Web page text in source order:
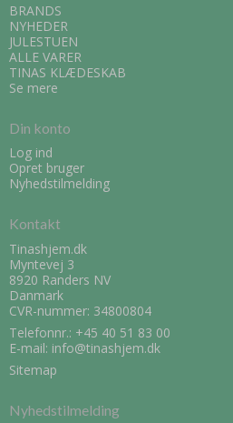
BRANDS
NYHEDER
JULESTUEN
ALLE VARER
TINAS KLÆDESKAB
Se mere
Din konto
Log ind
Opret bruger
Nyhedstilmelding
Kontakt
Tinashjem.dk
Myntevej 3
8920 Randers NV
Danmark
CVR-nummer: 34800804
Telefonnr.: +45 40 51 83 00
E-mail: info@tinashjem.dk
Sitemap
Nyhedstilmelding